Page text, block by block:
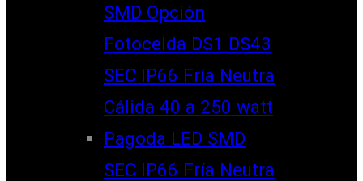
SMD Opción
Fotocelda DS1 DS43
SEC IP66 Fría Neutra
Cálida 40 a 250 watt
Pagoda LED SMD
SEC IP66 Fría Neutra